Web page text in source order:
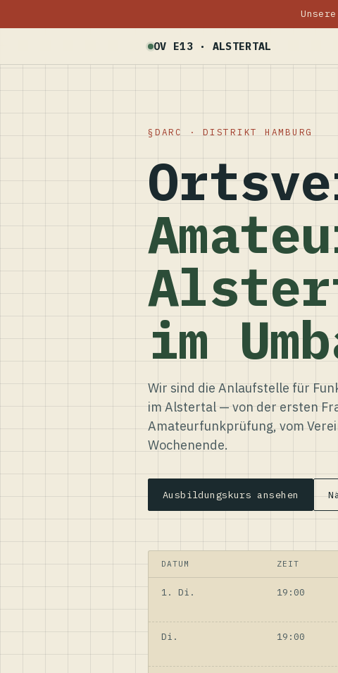
OV E13 · ALSTERTAL
DARC · DISTRIKT HAMBURG
im
Wir sind die Anlaufstelle für
im Alstertal — von der ersten
Amateurfunkprüfung, vom
Wochenende.
Ausbildungskurs ansehen
DATUM ZEIT
1. Di. 19:00
Di. 19:00